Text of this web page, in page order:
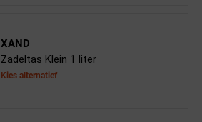
XAND
Zadeltas Klein 1 liter
Kies alternatief